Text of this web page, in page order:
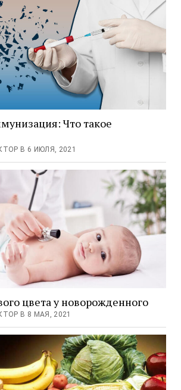
Что такое
В 6 ИЮЛЯ, 2021
цвета у новорожденного
В 8 МАЯ, 2021